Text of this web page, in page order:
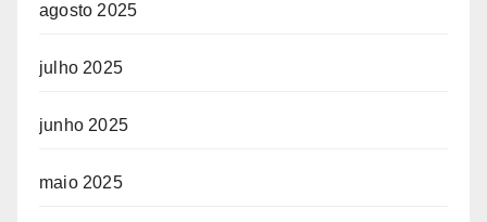
agosto 2025
julho 2025
junho 2025
maio 2025